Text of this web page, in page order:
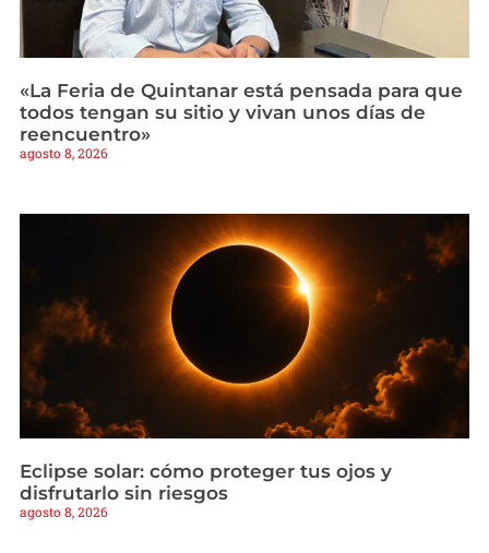
«La Feria de Quintanar está pensada para que
todos tengan su sitio y vivan unos días de
reencuentro»
agosto 8, 2026
Eclipse solar: cómo proteger tus ojos y
disfrutarlo sin riesgos
agosto 8, 2026